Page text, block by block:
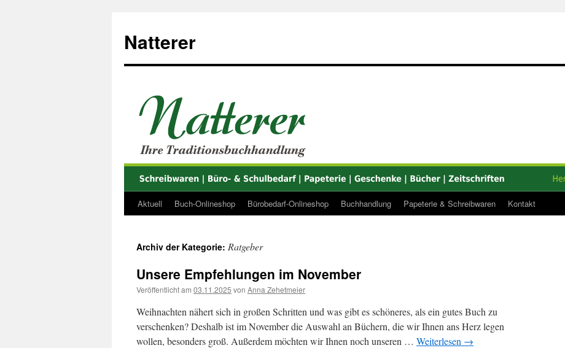
springen
Natterer
Aktuell Buch-Onlineshop Bürobedarf-Onlineshop Buchhandlung Papeterie & Schreibwaren Kontakt
Archiv der Kategorie: Ratgeber
Unsere Empfehlungen im November
Veröffentlicht am 03.11.2025 von Anna Zehetmeier
Weihnachten nähert sich in großen Schritten und was gibt es schöneres, als ein gutes Buch zu
verschenken? Deshalb ist im November die Auswahl an Büchern, die wir Ihnen ans Herz legen
wollen, besonders groß. Außerdem möchten wir Ihnen noch unseren … Weiterlesen →